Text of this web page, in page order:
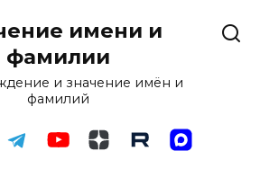
имени и
фамилии
и значение имён и
фамилий